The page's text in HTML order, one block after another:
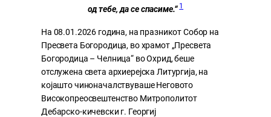
од тебе, да се спасиме.“1
На 08.01.2026 година, на празникот Собор на
Пресвета Богородица, во храмот „Пресвета
Богородица – Челница“ во Охрид, беше
отслужена света архиерејска Литургија, на
којашто чиноначалствуваше Неговото
Високопреосвештенство Митрополитот
Дебарско-кичевски г. Георгиј